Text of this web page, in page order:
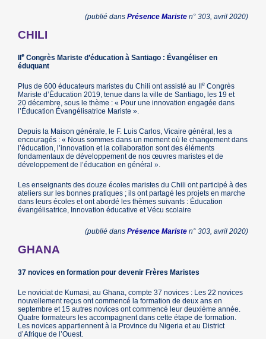
(publié dans Présence Maristen° 303, avril 2020)
CHILI
IIe Congrès Mariste d’éducation à Santiago : Évangéliser en
éduquant
Plus de 600 éducateurs maristes du Chili ont assisté au IIe Congrès
Mariste d’Éducation 2019, tenue dans la ville de Santiago, les 19 et
20 décembre, sous le thème : « Pour une innovation engagée dans
l’Éducation Évangélisatrice Mariste ».
Depuis la Maison générale, le F. Luis Carlos, Vicaire général, les a
encouragés : « Nous sommes dans un moment où le changement dans
l’éducation, l’innovation et la collaboration sont des éléments
fondamentaux de développement de nos œuvres maristes et de
développement de l’éducation en général ».
Les enseignants des douze écoles maristes du Chili ont participé à des
ateliers sur les bonnes pratiques ; ils ont partagé les projets en marche
dans leurs écoles et ont abordé les thèmes suivants : Éducation
évangélisatrice, Innovation éducative et Vécu scolaire
(publié dans Présence Maristen° 303, avril 2020)
GHANA
37 novices en formation pour devenir Frères Maristes
Le noviciat de Kumasi, au Ghana, compte 37 novices : Les 22 novices
nouvellement reçus ont commencé la formation de deux ans en
septembre et 15 autres novices ont commencé leur deuxième année.
Quatre formateurs les accompagnent dans cette étape de formation.
Les novices appartiennent à la Province du Nigeria et au District
d’Afrique de l’Ouest.